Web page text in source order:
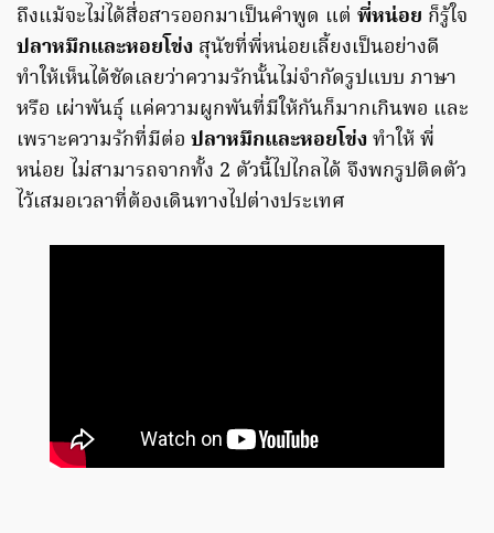
ถึงแม้จะไม่ได้สื่อสารออกมาเป็นคำพูด แต่ พี่หน่อย ก็รู้ใจ
ปลาหมึกและหอยโข่ง สุนัขที่พี่หน่อยเลี้ยงเป็นอย่างดี
ทำให้เห็นได้ชัดเลยว่าความรักนั้นไม่จำกัดรูปแบบ ภาษา
หรือ เผ่าพันธุ์ แค่ความผูกพันที่มีให้กันก็มากเกินพอ และ
เพราะความรักที่มีต่อ ปลาหมึกและหอยโข่งทำให้ พี่
หน่อย ไม่สามารถจากทั้ง 2 ตัวนี้ไปไกลได้ จึงพกรูปติดตัว
ไว้เสมอเวลาที่ต้องเดินทางไปต่างประเทศ